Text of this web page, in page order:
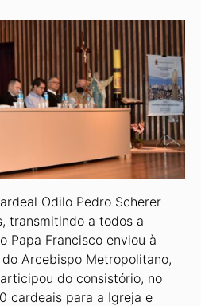
Odilo Pedro Scherer
transmitindo a todos a
Papa Francisco enviou à
Arcebispo Metropolitano,
do consistório, no
cardeais para a Igreja e